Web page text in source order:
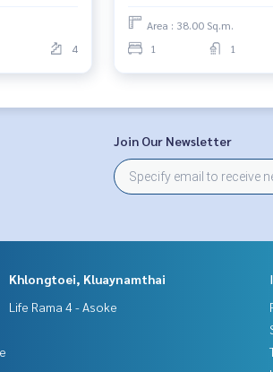
4
Area : 38.00 Sq.m.
1
1
Join Our Newsletter
Khlongtoei, Kluaynamthai
Life Rama 4 - Asoke